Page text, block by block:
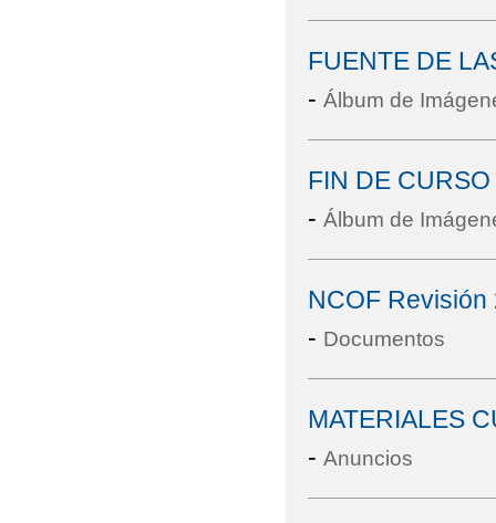
FUENTE DE
- Álbum de
FIN DE CURSO
- Álbum de
NCOF Revisión
- Documentos
MATERIALES
- Anuncios